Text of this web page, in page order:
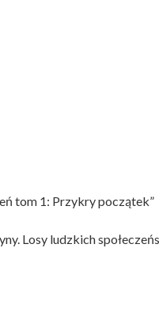
tom 1: Przykry początek”
Losy ludzkich